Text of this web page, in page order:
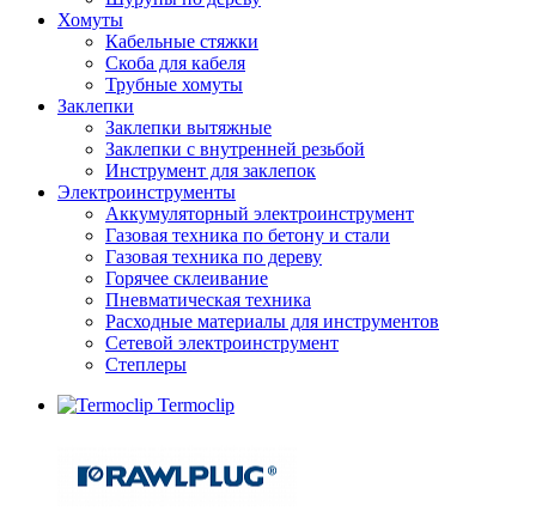
Хомуты
Кабельные стяжки
Скоба для кабеля
Трубные хомуты
Заклепки
Заклепки вытяжные
Заклепки с внутренней резьбой
Инструмент для заклепок
Электроинструменты
Аккумуляторный электроинструмент
Газовая техника по бетону и стали
Газовая техника по дереву
Горячее склеивание
Пневматическая техника
Расходные материалы для инструментов
Сетевой электроинструмент
Степлеры
Termoclip